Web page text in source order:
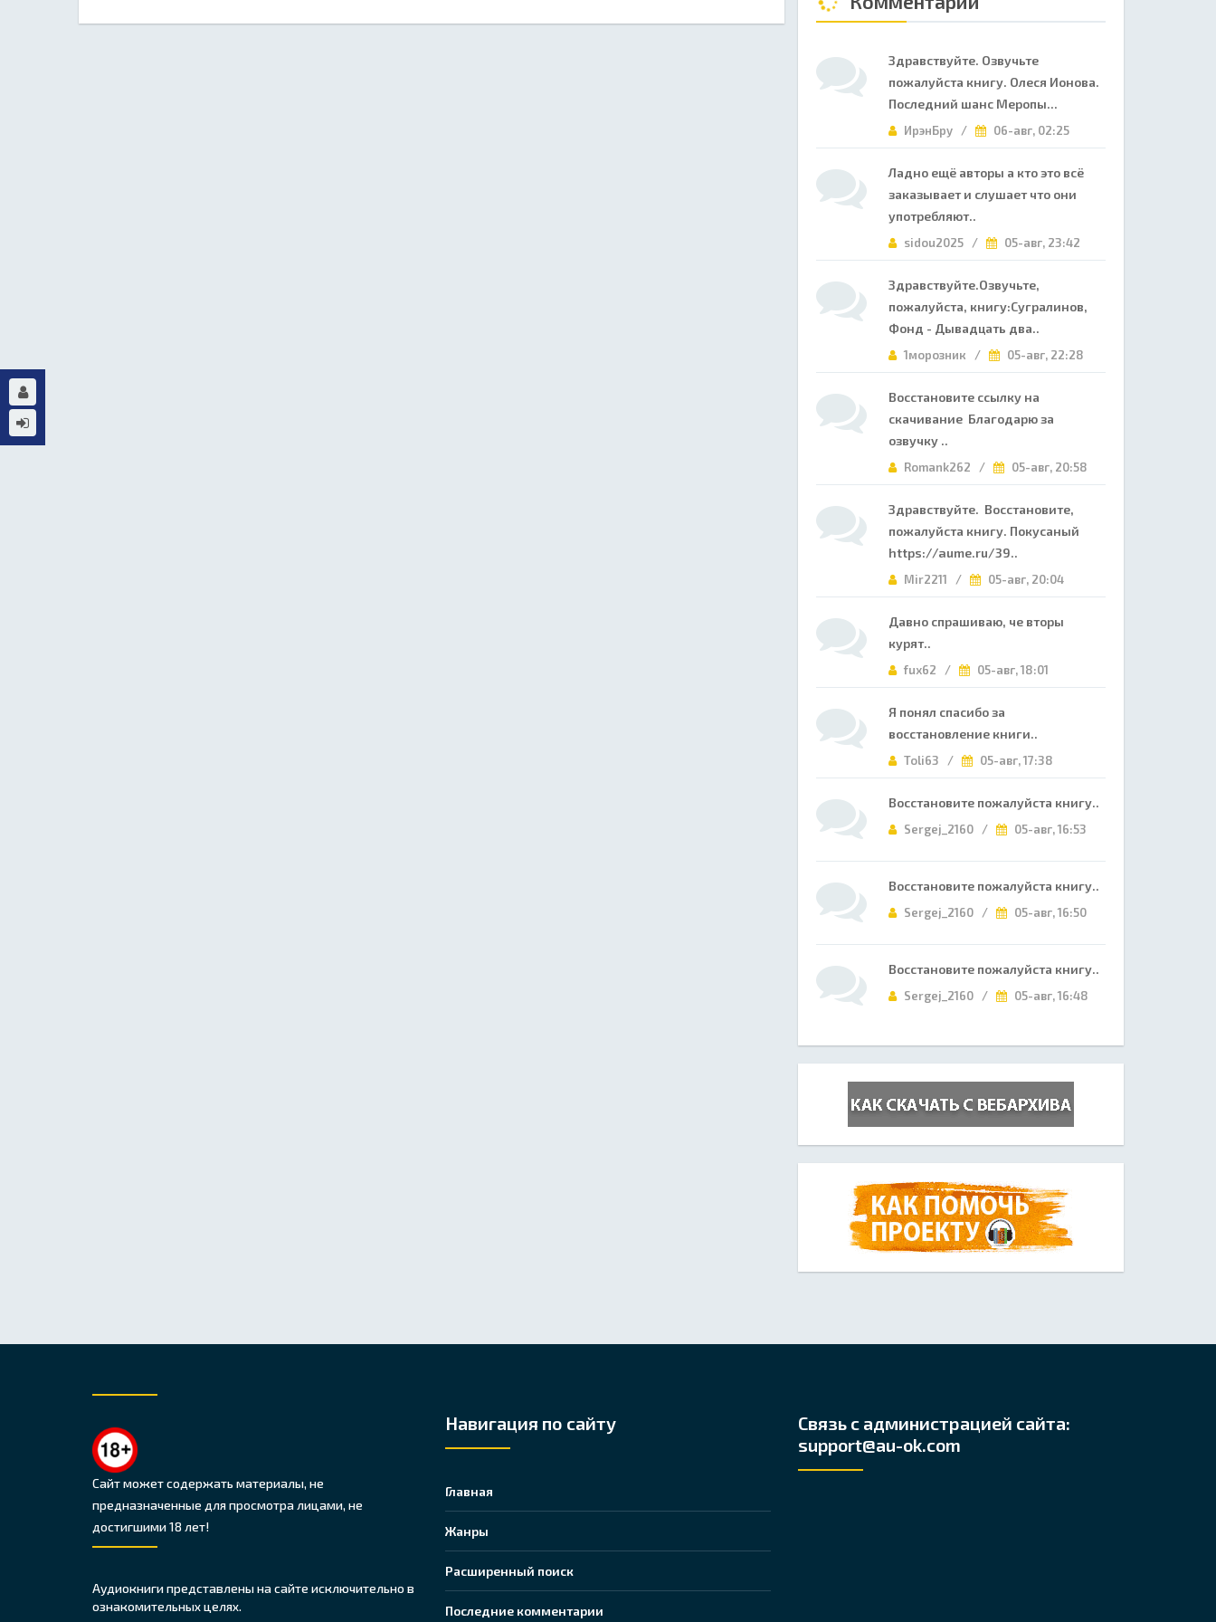
Здравствуйте. Озвучьте
пожалуйста книгу. Олеся Ионова.
Последний шанс Меропы...
ИрэнБру / 06-авг, 02:25
Ладно ещё авторы а кто это всё
заказывает и слушает что они
употребляют..
sidou2025 / 05-авг, 23:42
Здравствуйте.Озвучьте,
пожалуйста, книгу:Сугралинов,
Фонд - Дывадцать два..
1морозник / 05-авг, 22:28
Восстановите ссылку на
скачивание Благодарю за
озвучку ..
Romank262 / 05-авг, 20:58
Здравствуйте. Восстановите,
пожалуйста книгу. Покусаный
https://aume.ru/39..
Mir2211 / 05-авг, 20:04
Давно спрашиваю, че вторы
курят..
fux62 / 05-авг, 18:01
Я понял спасибо за
восстановление книги..
Toli63 / 05-авг, 17:38
Восстановите пожалуйста книгу..
Sergej_2160 / 05-авг, 16:53
Восстановите пожалуйста книгу..
Sergej_2160 / 05-авг, 16:50
Восстановите пожалуйста книгу..
Sergej_2160 / 05-авг, 16:48
Сайт может содержать материалы, не
предназначенные для просмотра лицами, не
достигшими 18 лет!
Аудиокниги представлены на сайте исключительно в
ознакомительных целях.
Навигация по сайту
Главная
Жанры
Расширенный поиск
Последние комментарии
Связь с администрацией сайта:
support@au-ok.com